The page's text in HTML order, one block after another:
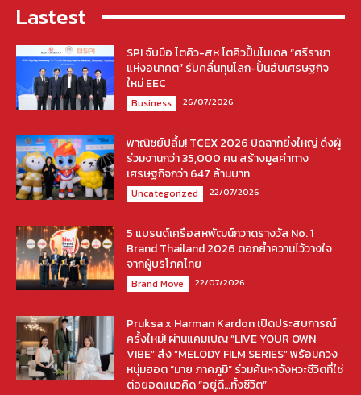
Lastest
SPI จับมือ โตคิว-สห โตคิวปั้นโมเดล “ศรีราชา
แห่งอนาคต” รับคลื่นทุนโลก-ปั้นฮับเศรษฐกิจ
ใหม่ EEC
Business 26/07/2026
พาณิชย์ปลื้ม! TCEX 2026 ปิดฉากยิ่งใหญ่ ดึงผู้
ร่วมงานกว่า 35,000 คน สร้างมูลค่าทาง
เศรษฐกิจกว่า 647 ล้านบาท
Uncategorized 22/07/2026
5 แบรนด์เครือสหพัฒน์กวาดรางวัล No. 1
Brand Thailand 2026 ตอกย้ำความไว้วางใจ
จากผู้บริโภคไทย
Brand Move 22/07/2026
Pruksa x Harman Kardon เปิดประสบการณ์
ครั้งใหม่! ผ่านแคมเปญ “LIVE YOUR OWN
VIBE” ส่ง “MELODY FILM SERIES” พร้อมควง
หนุ่มฮอต “มาย ภาคภูมิ” ร่วมค้นหาจังหวะชีวิตที่ใช่
ต่อยอดแนวคิด “อยู่ดี…ทั้งชีวิต”